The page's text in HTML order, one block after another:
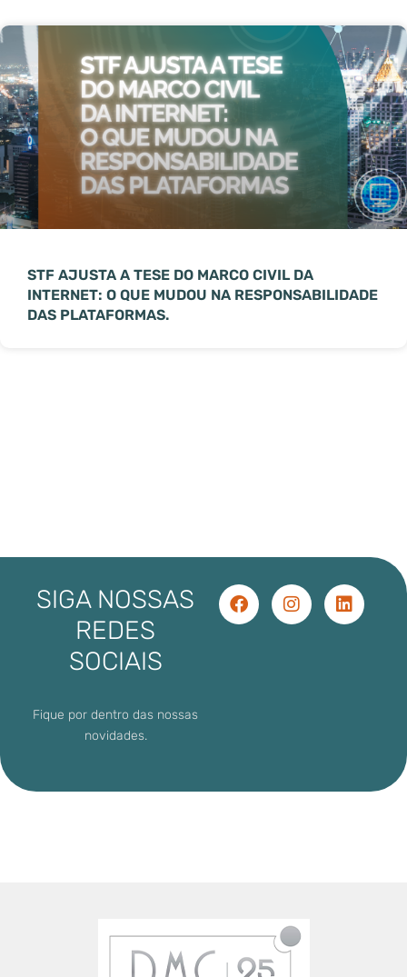
STF AJUSTA A TESE DO MARCO CIVIL DA
INTERNET: O QUE MUDOU NA RESPONSABILIDADE
DAS PLATAFORMAS.
SIGA NOSSAS
REDES
SOCIAIS
Fique por dentro das nossas
novidades.